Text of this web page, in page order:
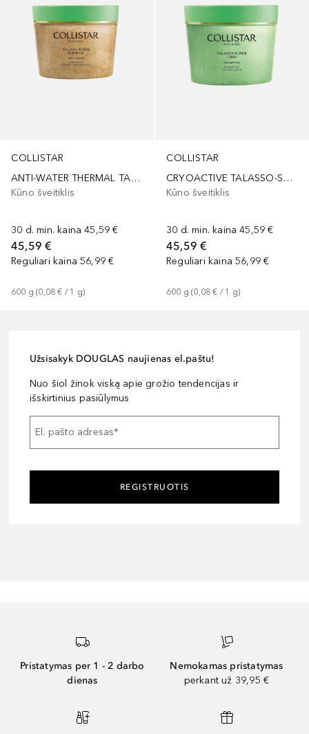
COLLISTAR
ANTI-WATER THERMAL TALASSO-SCRUB
Kūno šveitiklis
30 d. min. kaina 45,59 €
45,59 €
Reguliari kaina 56,99 €
600 g (0,08 € / 1 g)
COLLISTAR
CRYOACTIVE TALASSO-SCRUB
Kūno šveitiklis
30 d. min. kaina 45,59 €
45,59 €
Reguliari kaina 56,99 €
600 g (0,08 € / 1 g)
Užsisakyk DOUGLAS naujienas el.paštu!
Nuo šiol žinok viską apie grožio tendencijas ir
išskirtinius pasiūlymus
El. pašto adresas*
REGISTRUOTIS
Pristatymas per 1 - 2 darbo
dienas
Nemokamas pristatymas
perkant už 39,95 €